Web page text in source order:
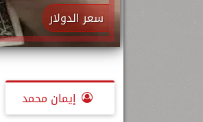
سعر الدولار
إيمان محمد